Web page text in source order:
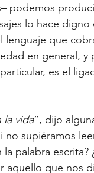
podemos
lo hace digno
lenguaje que
en general, y
es el
la vida”, dijo
no supiéramos
palabra escrita?
aquello que nos